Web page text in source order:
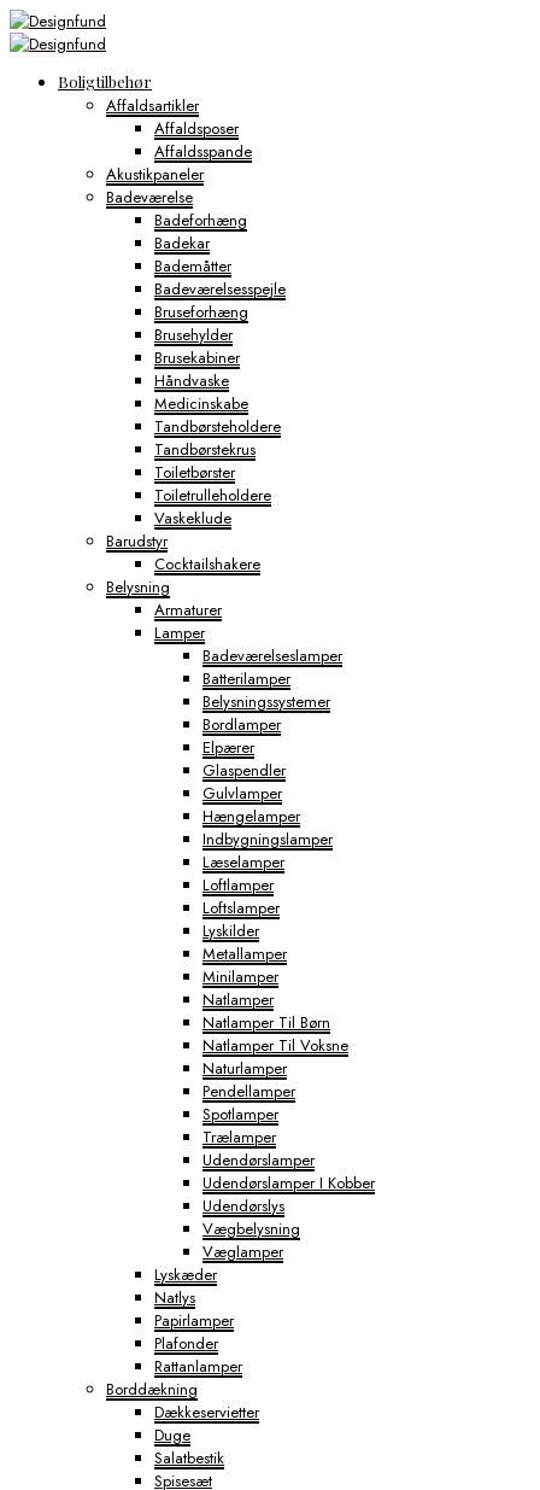
Boligtilbehør
Affaldsartikler
Affaldsposer
Affaldsspande
Akustikpaneler
Badeværelse
Badeforhæng
Badekar
Bademåtter
Badeværelsesspejle
Bruseforhæng
Brusehylder
Brusekabiner
Håndvaske
Medicinskabe
Tandbørsteholdere
Tandbørstekrus
Toiletbørster
Toiletrulleholdere
Vaskeklude
Barudstyr
Cocktailshakere
Belysning
Armaturer
Lamper
Badeværelseslamper
Batterilamper
Belysningssystemer
Bordlamper
Elpærer
Glaspendler
Gulvlamper
Hængelamper
Indbygningslamper
Læselamper
Loftlamper
Loftslamper
Lyskilder
Metallamper
Minilamper
Natlamper
Natlamper Til Børn
Natlamper Til Voksne
Naturlamper
Pendellamper
Spotlamper
Trælamper
Udendørslamper
Udendørslamper I Kobber
Udendørslys
Vægbelysning
Væglamper
Lyskæder
Natlys
Papirlamper
Plafonder
Rattanlamper
Borddækning
Dækkeservietter
Duge
Salatbestik
Spisesæt